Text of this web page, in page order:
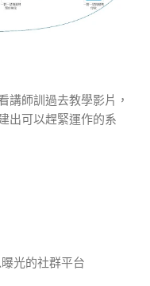
講師訓過去教學影片，
出可以趕緊運作的系
光的社群平台